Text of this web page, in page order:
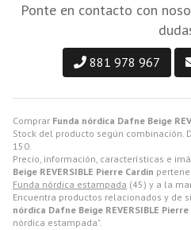
Comprar Funda nórdica Dafne Beige
Stock del producto según combinación.
150.
Precio, información, características e
Beige REVERSIBLE Pierre Cardin
Funda nórdica estampada (45) y a la
Encuentra productos relacionados y de
nórdica Dafne Beige REVERSIBLE Pierre
nórdica estampada".
Ponte en contacto con
881 978 967